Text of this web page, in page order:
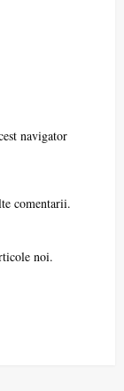
navigator
comentarii.
noi.